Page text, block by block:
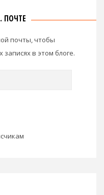
ПОЧТЕ
почты, чтобы
в этом блоге.